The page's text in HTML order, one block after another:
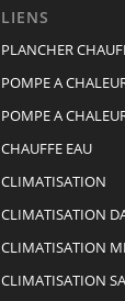
LIENS
PLANCHER
POMPE A
POMPE A
CHAUFFE EAU
CLIMATISATION
CLIMATISATION
CLIMATISATION
CLIMATISATION